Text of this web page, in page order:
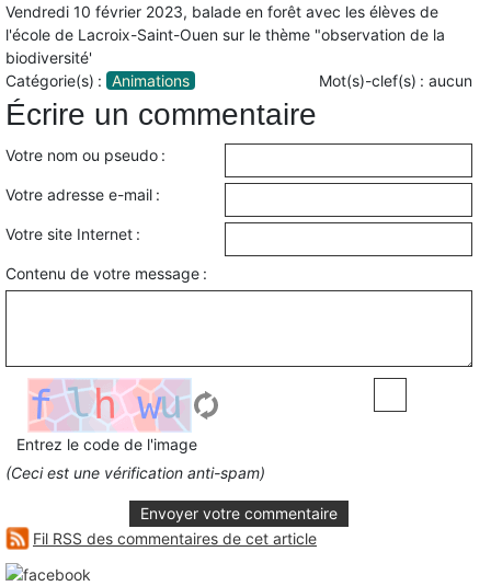
Vendredi 10 février 2023, balade en forêt avec les élèves de
l'école de Lacroix-Saint-Ouen sur le thème "observation de la
biodiversité'
Catégorie(s) : Animations Mot(s)-clef(s) : aucun
Écrire un commentaire
Votre nom ou pseudo :
Votre adresse e-mail :
Votre site Internet :
Contenu de votre message :
Entrez le code de l'image
(Ceci est une vérification anti-spam)
Envoyer votre commentaire
Fil RSS des commentaires de cet article